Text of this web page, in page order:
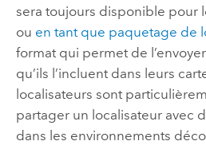
sera toujours disponible pour
ou en tant que paquetage de
format qui permet de
qu’ils l’incluent dans leurs
localisateurs sont
partager un localisateur avec
dans les environnements